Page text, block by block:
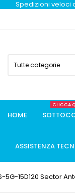
Spedizioni veloci
Tutte categorie
HOME
CLICCA
ASSISTENZA
5G-15D120 Sector